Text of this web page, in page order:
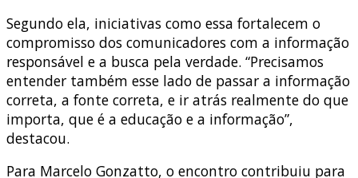
Segundo ela, iniciativas como essa fortalecem o
compromisso dos comunicadores com a informação
responsável e a busca pela verdade. “Precisamos
entender também esse lado de passar a informação
correta, a fonte correta, e ir atrás realmente do que
importa, que é a educação e a informação”,
destacou.
Para Marcelo Gonzatto, o encontro contribuiu para